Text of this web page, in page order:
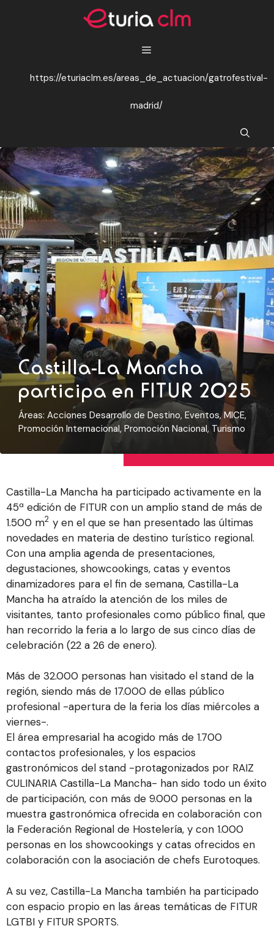
https://eturiaclm.es/areas_de_actuacion/gatrofestival-
madrid/
Castilla-La Mancha
participa en FITUR 2025
Áreas: Acciones Desarrollo de Destino, Eventos,MICE,
Promoción Internacional, Promoción Nacional, Turismo
Castilla-La Mancha ha participado activamente en la
45ª edición de FITUR con un amplio stand de más de
1.500 m2 y en el que se han presentado las últimas
novedades en materia de destino turístico regional.
Con una amplia agenda de presentaciones,
degustaciones, showcookings, catas y eventos
dinamizadores para el fin de semana, Castilla-La
Mancha ha atraído la atención de los miles de
visitantes, tanto profesionales como público final, que
han recorrido la feria a lo largo de sus cinco días de
celebración (22 a 26 de enero).
Más de 32.000 personas han visitado el stand de la
región, siendo más de 17.000 de ellas público
profesional -apertura de la feria los días miércoles a
viernes-.
El área empresarial ha acogido más de 1.700
contactos profesionales, y los espacios
gastronómicos del stand -protagonizados por RAIZ
CULINARIA Castilla-La Mancha- han sido todo un éxito
de participación, con más de 9.000 personas en la
muestra gastronómica ofrecida en colaboración con
la Federación Regional de Hostelería, y con 1.000
personas en los showcookings y catas ofrecidos en
colaboración con la asociación de chefs Eurotoques.
A su vez, Castilla-La Mancha también ha participado
con espacio propio en las áreas temáticas de FITUR
LGTBI y FITUR SPORTS.